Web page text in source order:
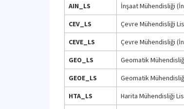
AIN_LS İnşaat Mühendisliği
CEV_LS Çevre Mühendisliği
CEVE_LS Çevre Mühendisliği
GEO_LS Geomatik
GEOE_LS Geomatik
HTA_LS Harita Mühendisliği